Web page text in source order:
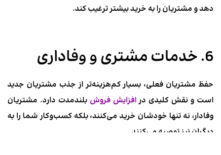
دهد و مشتریان را به خرید بیشتر ترغیب کند.
6. خدمات مشتری و وفاداری
حفظ مشتریان فعلی، بسیار کم‌هزینه‌تر از جذب مشتریان جدید
است و نقش کلیدی درافزایش فروش بلندمدت دارد. مشتریان
وفادار، نه تنها خودشان خرید می‌کنند، بلکه کسب‌وکار شما را به
دیگران نیز توصیه می‌کنند.